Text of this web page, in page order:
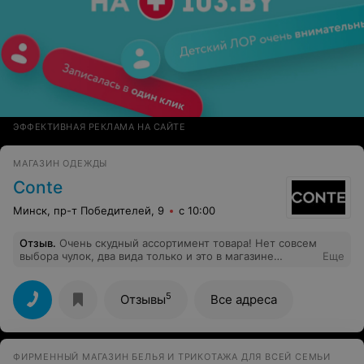
ЭФФЕКТИВНАЯ РЕКЛАМА НА САЙТЕ
МАГАЗИН ОДЕЖДЫ
Conte
Минск, пр-т Победителей, 9 с 10:00
Отзыв. Очень скудный ассортимент товара! Нет совсем
выбора чулок, два вида только и это в магазине
Еще
Отзывы5 Все адреса
ФИРМЕННЫЙ МАГАЗИН БЕЛЬЯ И ТРИКОТАЖА ДЛЯ ВСЕЙ СЕМЬИ